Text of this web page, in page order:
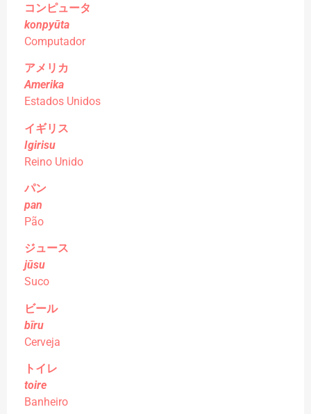
コンピュータ
konpyūta
Computador
アメリカ
Amerika
Estados Unidos
イギリス
Igirisu
Reino Unido
パン
pan
Pão
ジュース
jūsu
Suco
ビール
bīru
Cerveja
トイレ
toire
Banheiro